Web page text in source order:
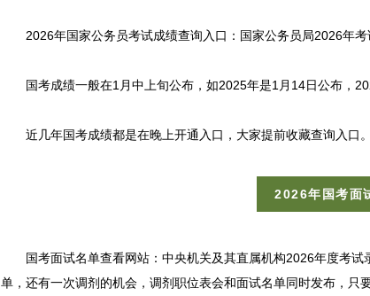
2026年国家公务员考试成绩查询入口：国家公务员局2026年考
国考成绩一般在1月中上旬公布，如2025年是1月14日公布，
近几年国考成绩都是在晚上开通入口，大家提前收藏查询入口。
2026年国考面
国考面试名单查看网站：中央机关及其直属机构2026年度考试
单，还有一次调剂的机会，调剂职位表会和面试名单同时发布，只